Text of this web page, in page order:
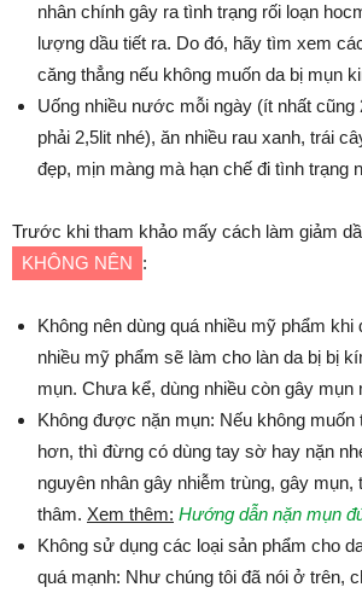
nhân chính gây ra tình trạng rối loạn
lượng dầu tiết ra. Do đó, hãy tìm xem
căng thẳng nếu không muốn da bị mụn
Uống nhiều nước mỗi ngày (ít nhất cũng
phải 2,5lit nhé), ăn nhiều rau xanh, trái
đẹp, mịn màng mà hạn chế đi tình trạng
Trước khi tham khảo mấy cách làm giảm
KHÔNG NÊN :
Không nên dùng quá nhiều mỹ phẩm khi
nhiều mỹ phẩm sẽ làm cho làn da bị bị
mụn. Chưa kể, dùng nhiều còn gây mụn
Không được nặn mụn: Nếu không muốn
hơn, thì đừng có dùng tay sờ hay nặn
nguyên nhân gây nhiễm trùng, gây
thâm. Xem thêm: Hướng dẫn nặn mụn
Không sử dụng các loại sản phẩm cho
quá mạnh: Như chúng tôi đã nói ở trên,